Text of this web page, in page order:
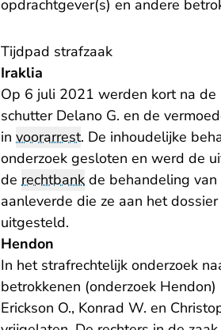
opdrachtgever(s) en andere
Tijdpad strafzaak
Iraklia
Op 6 juli 2021 werden kort na
schutter Delano G. en de
in voorarrest. De inhoudelijke
onderzoek gesloten en werd de
de rechtbank de behandeling
aanleverde die ze aan het
uitgesteld.
Hendon
In het strafrechtelijk onderzoek
betrokkenen (onderzoek
Erickson O., Konrad W. en